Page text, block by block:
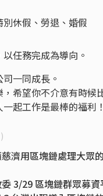
休假、勞退、婚假
任務完成為導向。
一同成長。
希望你不介意有時候
起工作是最棒的福利
濟用區塊鏈處理大眾
3/29 區塊鏈群眾募